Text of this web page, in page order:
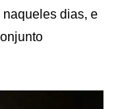
dias, e